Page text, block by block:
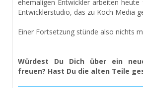
ehemaligen Entwickler arbeiten
Entwicklerstudio, das zu Koch Media
Einer Fortsetzung stünde also nichts
Würdest Du Dich über ein
freuen? Hast Du die alten Teile